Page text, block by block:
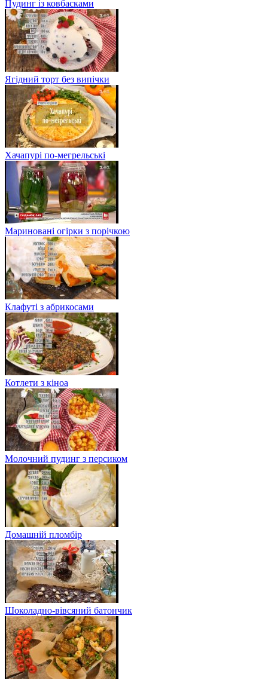
Пудинг із ковбасками
Ягідний торт без випічки
Хачапурі по-мегрельські
Мариновані огірки з порічкою
Клафуті з абрикосами
Котлети з кіноа
Молочний пудинг з персиком
Домашній пломбір
Шоколадно-вівсяний батончик